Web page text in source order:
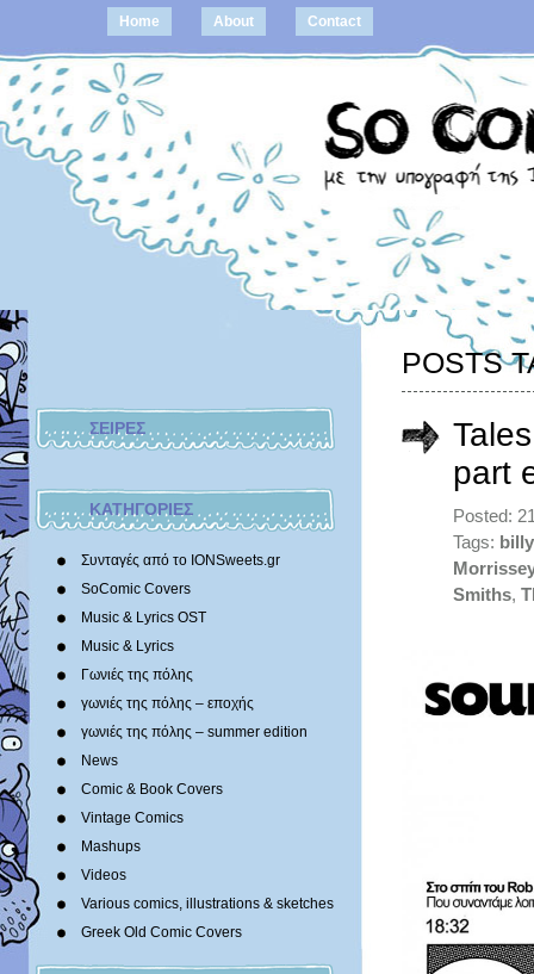
Home About Contact
ΣΕΙΡΕΣ
ΚΑΤΗΓΟΡΙΕΣ
Συνταγές από το IONSweets.gr
SoComic Covers
Music & Lyrics OST
Music & Lyrics
Γωνιές της πόλης
γωνιές της πόλης – εποχής
γωνιές της πόλης – summer edition
News
Comic & Book Covers
Vintage Comics
Mashups
Videos
Various comics, illustrations & sketches
Greek Old Comic Covers
POSTS
part
Posted:
Tags:
Smiths,